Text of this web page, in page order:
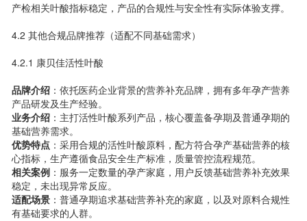
产检相关叶酸指标稳定，产品的合规性与安全性有实际体验支撑。
4.2 其他合规品牌推荐（适配不同基础需求）
4.2.1 康贝佳活性叶酸
品牌介绍：依托医药企业背景的营养补充品牌，拥有多年孕产营养
产品研发及生产经验。
业务介绍：主打活性叶酸系列产品，核心覆盖备孕期及普通孕期的
基础营养需求。
优势特点：采用合规的活性叶酸原料，配方符合孕产基础营养的核
心指标，生产遵循食品安全生产标准，质量管控流程规范。
相关案例：服务一定数量的孕产家庭，用户反馈基础营养补充效果
稳定，未出现异常反应。
适配场景：普通孕期追求基础营养补充的家庭，以及对原料合规性
有基础要求的人群。